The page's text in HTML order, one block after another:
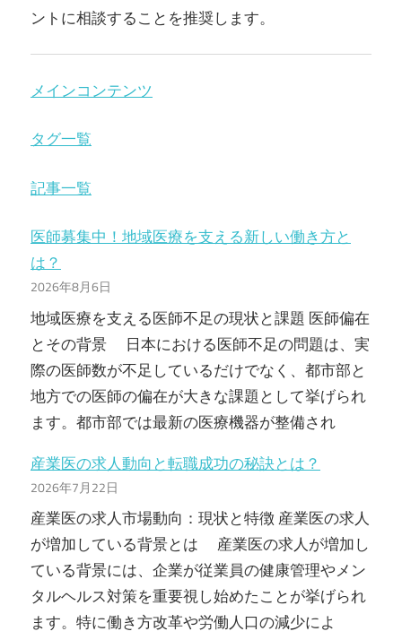
ントに相談することを推奨します。
メインコンテンツ
タグ一覧
記事一覧
医師募集中！地域医療を支える新しい働き方と
は？
2026年8月6日
地域医療を支える医師不足の現状と課題 医師偏在
とその背景 日本における医師不足の問題は、実
際の医師数が不足しているだけでなく、都市部と
地方での医師の偏在が大きな課題として挙げられ
ます。都市部では最新の医療機器が整備され
産業医の求人動向と転職成功の秘訣とは？
2026年7月22日
産業医の求人市場動向：現状と特徴 産業医の求人
が増加している背景とは 産業医の求人が増加し
ている背景には、企業が従業員の健康管理やメン
タルヘルス対策を重要視し始めたことが挙げられ
ます。特に働き方改革や労働人口の減少によ